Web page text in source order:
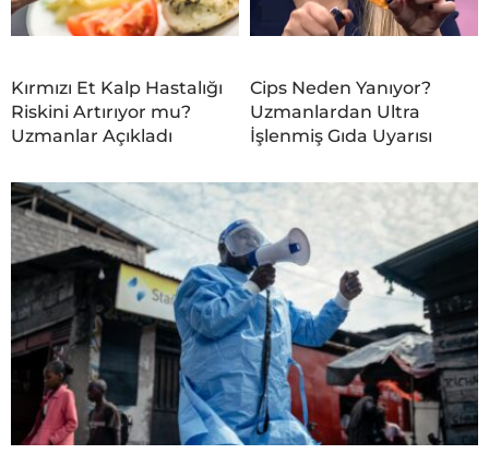
Kırmızı Et Kalp Hastalığı
Riskini Artırıyor mu?
Uzmanlar Açıkladı
Cips Neden Yanıyor?
Uzmanlardan Ultra
İşlenmiş Gıda Uyarısı